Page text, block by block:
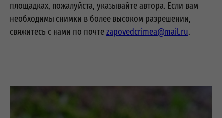
площадках, пожалуйста, указывайте автора. Если вам
необходимы снимки в более высоком разрешении,
свяжитесь с нами по почтеzapovedcrimea@mail.ru.